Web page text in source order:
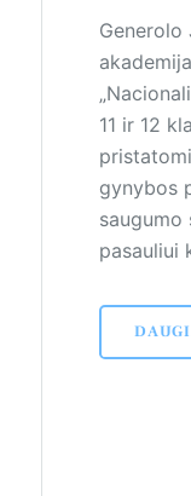
Generolo
11 ir 12
gynybos
saugumo
pasauliui